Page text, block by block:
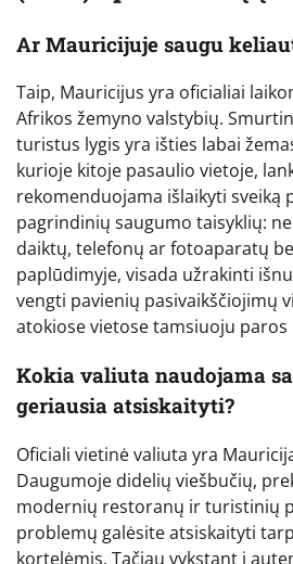
Ar Mauricijuje saugu
Taip, Mauricijus yra oficialiai
Afrikos žemyno valstybių.
turistus lygis yra išties labai
kurioje kitoje pasaulio vietoje,
rekomenduojama išlaikyti sveiką
pagrindinių saugumo taisyklių:
daiktų, telefonų ar fotoaparatų
paplūdimyje, visada užrakinti
vengti pavienių pasivaikščiojimų
atokiose vietose tamsiuoju paros
Kokia valiuta naudojama
geriausia atsiskaityti?
Oficiali vietinė valiuta yra
Daugumoje didelių viešbučių,
modernių restoranų ir turistinių
problemų galėsite atsiskaityti
kortelėmis. Tačiau vykstant į